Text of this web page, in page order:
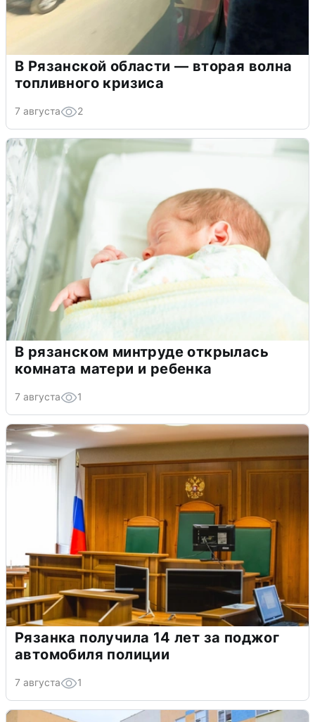
В Рязанской области — вторая волна
топливного кризиса
7 августа 2
В рязанском минтруде открылась
комната матери и ребенка
7 августа 1
Рязанка получила 14 лет за поджог
автомобиля полиции
7 августа 1